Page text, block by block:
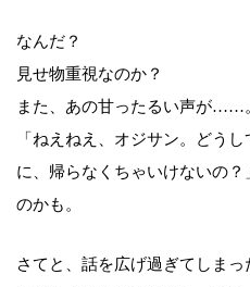
なんだ？
見せ物重視なのか？
また、あの甘ったるい声が……
「ねえねえ、オジサン。どう
に、帰らなくちゃいけないの
のかも。
さてと、話を広げ過ぎてしまっ